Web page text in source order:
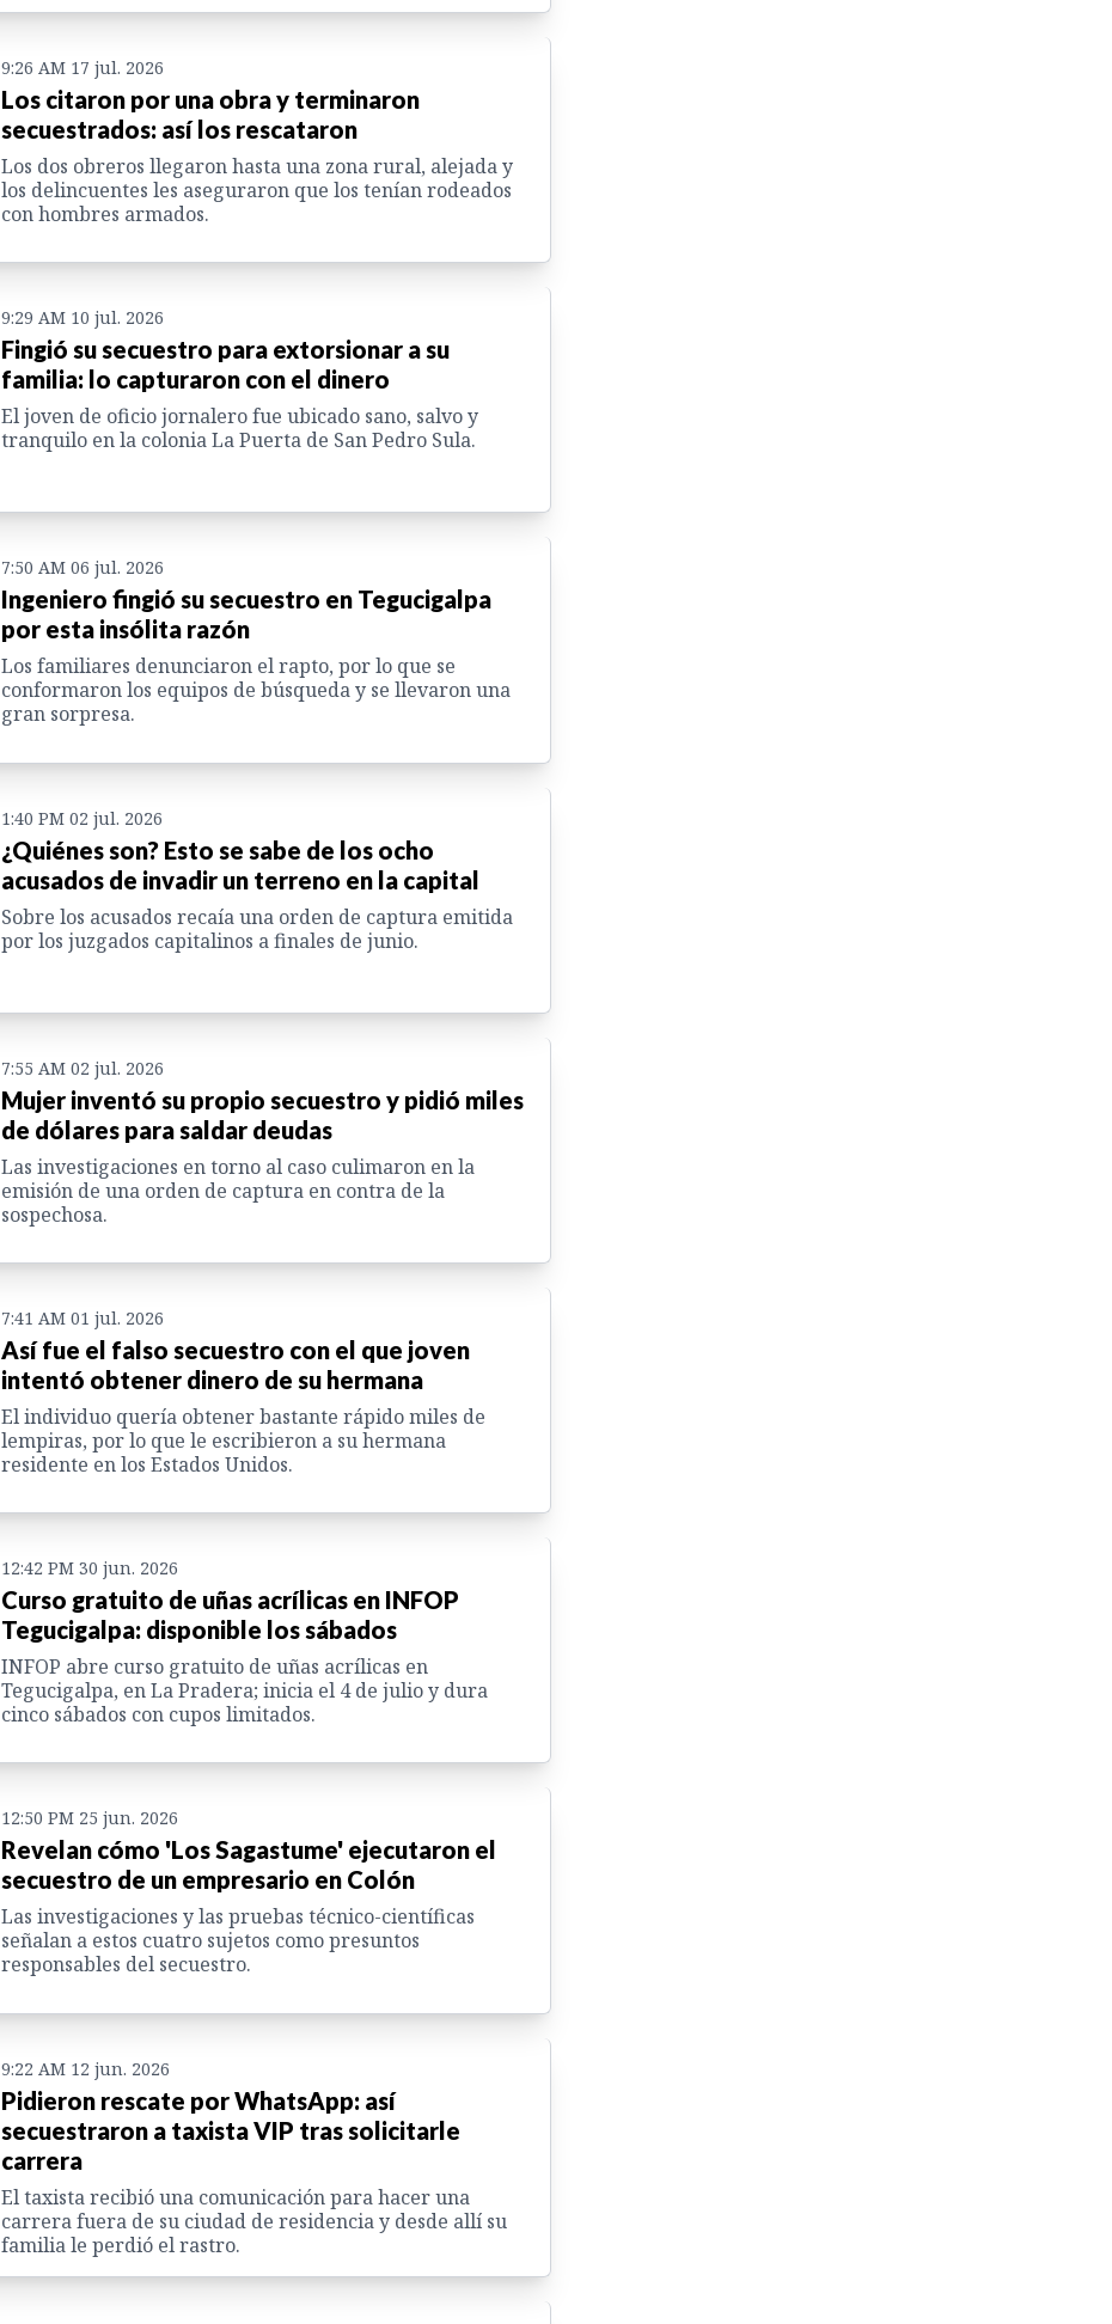
9:26 AM 17 jul. 2026
Los citaron por una obra y terminaron
secuestrados: así los rescataron
Los dos obreros llegaron hasta una zona rural, alejada y
los delincuentes les aseguraron que los tenían rodeados
con hombres armados.
9:29 AM 10 jul. 2026
Fingió su secuestro para extorsionar a su
familia: lo capturaron con el dinero
El joven de oficio jornalero fue ubicado sano, salvo y
tranquilo en la colonia La Puerta de San Pedro Sula.
7:50 AM 06 jul. 2026
Ingeniero fingió su secuestro en Tegucigalpa
por esta insólita razón
Los familiares denunciaron el rapto, por lo que se
conformaron los equipos de búsqueda y se llevaron una
gran sorpresa.
1:40 PM 02 jul. 2026
¿Quiénes son? Esto se sabe de los ocho
acusados de invadir un terreno en la capital
Sobre los acusados recaía una orden de captura emitida
por los juzgados capitalinos a finales de junio.
7:55 AM 02 jul. 2026
Mujer inventó su propio secuestro y pidió miles
de dólares para saldar deudas
Las investigaciones en torno al caso culimaron en la
emisión de una orden de captura en contra de la
sospechosa.
7:41 AM 01 jul. 2026
Así fue el falso secuestro con el que joven
intentó obtener dinero de su hermana
El individuo quería obtener bastante rápido miles de
lempiras, por lo que le escribieron a su hermana
residente en los Estados Unidos.
12:42 PM 30 jun. 2026
Curso gratuito de uñas acrílicas en INFOP
Tegucigalpa: disponible los sábados
INFOP abre curso gratuito de uñas acrílicas en
Tegucigalpa, en La Pradera; inicia el 4 de julio y dura
cinco sábados con cupos limitados.
12:50 PM 25 jun. 2026
Revelan cómo 'Los Sagastume' ejecutaron el
secuestro de un empresario en Colón
Las investigaciones y las pruebas técnico-científicas
señalan a estos cuatro sujetos como presuntos
responsables del secuestro.
9:22 AM 12 jun. 2026
Pidieron rescate por WhatsApp: así
secuestraron a taxista VIP tras solicitarle
carrera
El taxista recibió una comunicación para hacer una
carrera fuera de su ciudad de residencia y desde allí su
familia le perdió el rastro.